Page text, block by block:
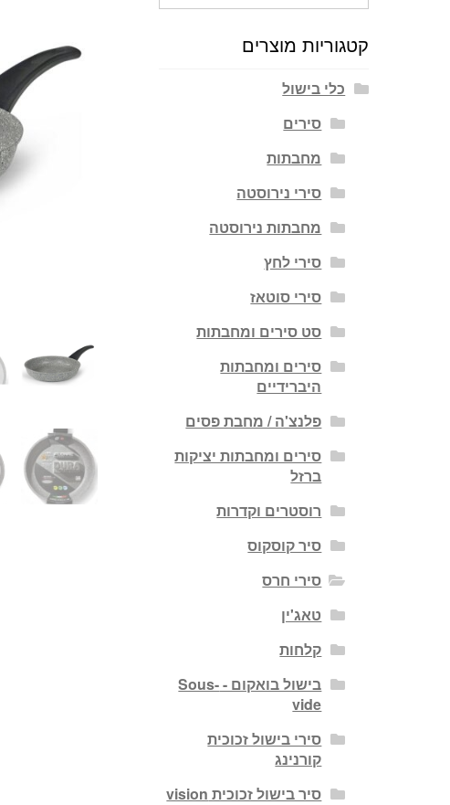
קטגוריות מוצרים
כלי בישול
סירים
מחבתות
סירי נירוסטה
מחבתות נירוסטה
סירי לחץ
סירי סוטאז
סט סירים ומחבתות
סירים ומחבתות
היברידיים
פלנצ'ה / מחבת פסים
סירים ומחבתות יציקות
ברזל
רוסטרים וקדרות
סיר קוסקוס
סירי חרס
טאג'ין
קלחות
בישול בואקום - Sous-
vide
סירי בישול זכוכית
קורנינג
סיר בישול זכוכית vision